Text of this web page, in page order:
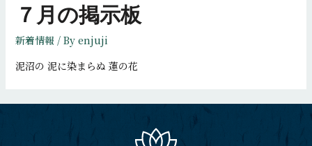
７月の掲示板
新着情報 / By enjuji
泥沼の 泥に染まらぬ 蓮の花